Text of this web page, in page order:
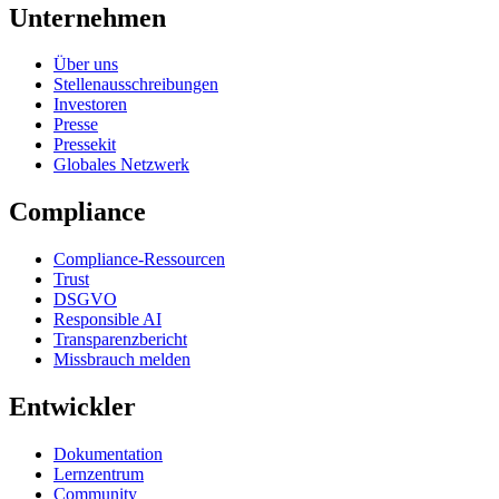
Unternehmen
Über uns
Stellenausschreibungen
Investoren
Presse
Pressekit
Globales Netzwerk
Compliance
Compliance-Ressourcen
Trust
DSGVO
Responsible AI
Transparenzbericht
Missbrauch melden
Entwickler
Dokumentation
Lernzentrum
Community